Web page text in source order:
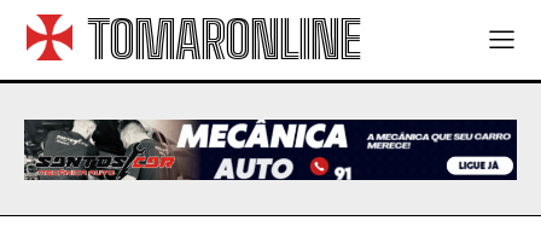
TOMARONLINE